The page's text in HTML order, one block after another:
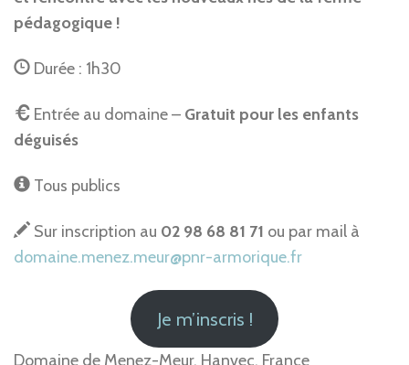
pédagogique !
Durée : 1h30
Entrée au domaine – Gratuit pour les enfants
déguisés
Tous publics
Sur inscription au 02 98 68 81 71 ou par mail à
domaine.menez.meur@pnr-armorique.fr
Je m’inscris !
Domaine de Menez-Meur, Hanvec, France